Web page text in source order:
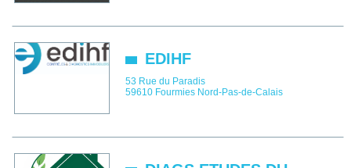
EDIHF
53 Rue du Paradis
59610 Fourmies Nord-Pas-de-Calais